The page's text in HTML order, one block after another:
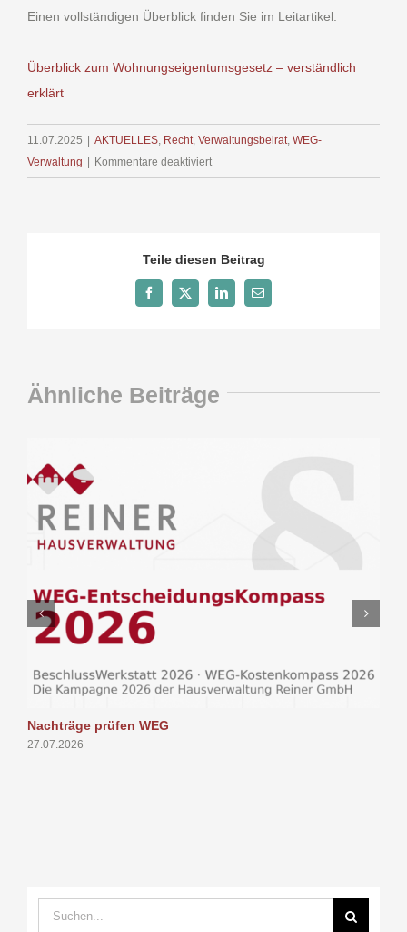
Einen vollständigen Überblick finden Sie im Leitartikel:
Überblick zum Wohnungseigentumsgesetz – verständlich
erklärt
11.07.2025 AKTUELLES, Recht, Verwaltungsbeirat, WEG-
Verwaltung
Kommentare deaktiviertfür
der
Teile diesen Beitrag
Facebook
X LinkedIn
E-
Mail
Ähnliche Beiträge
Nachträge prüfen WEG
27.07.2026
Suche